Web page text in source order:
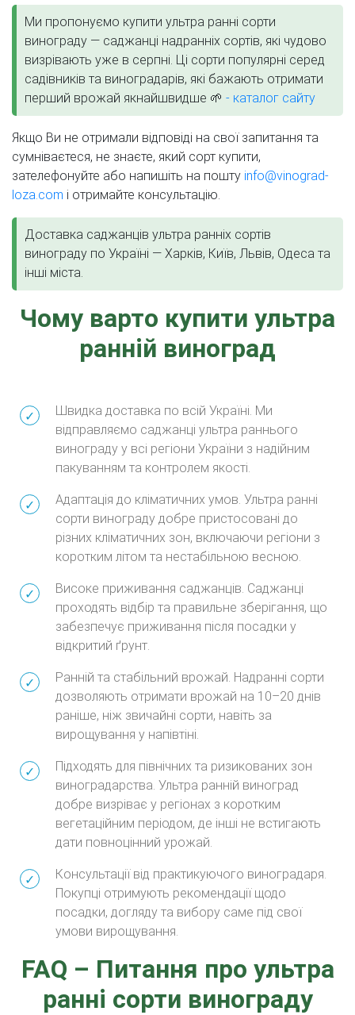
Ми пропонуємо купити ультра ранні сорти
винограду — саджанці надранніх сортів, які чудово
визрівають уже в серпні. Ці сорти популярні серед
садівників та виноградарів, які бажають отримати
перший врожай якнайшвидше 🌱 - каталог сайту
Якщо Ви не отримали відповіді на свої запитання та
сумніваєтеся, не знаєте, який сорт купити,
зателефонуйте або напишіть на пошту info@vinograd-
loza.com і отримайте консультацію.
Доставка саджанців ультра ранніх сортів
винограду по Україні — Харків, Київ, Львів, Одеса та
інші міста.
Чому варто купити ультра
ранній виноград
Швидка доставка по всій Україні. Ми
відправляємо саджанці ультра раннього
винограду у всі регіони України з надійним
пакуванням та контролем якості.
Адаптація до кліматичних умов. Ультра ранні
сорти винограду добре пристосовані до
різних кліматичних зон, включаючи регіони з
коротким літом та нестабільною весною.
Високе приживання саджанців. Саджанці
проходять відбір та правильне зберігання, що
забезпечує приживання після посадки у
відкритий ґрунт.
Ранній та стабільний врожай. Надранні сорти
дозволяють отримати врожай на 10–20 днів
раніше, ніж звичайні сорти, навіть за
вирощування у напівтіні.
Підходять для північних та ризикованих зон
виноградарства. Ультра ранній виноград
добре визріває у регіонах з коротким
вегетаційним періодом, де інші не встигають
дати повноцінний урожай.
Консультації від практикуючого виноградаря.
Покупці отримують рекомендації щодо
посадки, догляду та вибору саме під свої
умови вирощування.
FAQ – Питання про ультра
ранні сорти винограду